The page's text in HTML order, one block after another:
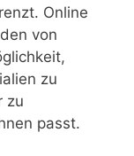
Online
von
zu
zu
passt.